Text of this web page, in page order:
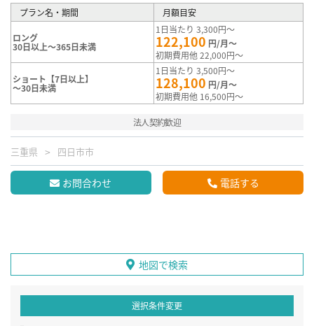
プラン名・期間 月額目安
ロング
30日以上～365日未満
1日当たり 3,300円～
122,100 円/月～
初期費用他 22,000円～
ショート【7日以上】
～30日未満
1日当たり 3,500円～
128,100 円/月～
初期費用他 16,500円～
法人契約歓迎
三重県 四日市市
お問合わせ 電話する
地図で検索
選択条件変更